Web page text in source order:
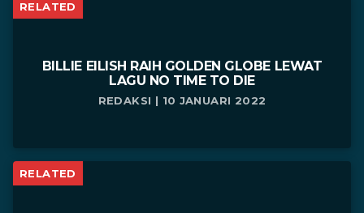
RELATED
BILLIE EILISH RAIH GOLDEN GLOBE LEWAT
LAGU NO TIME TO DIE
REDAKSI | 10 JANUARI 2022
RELATED